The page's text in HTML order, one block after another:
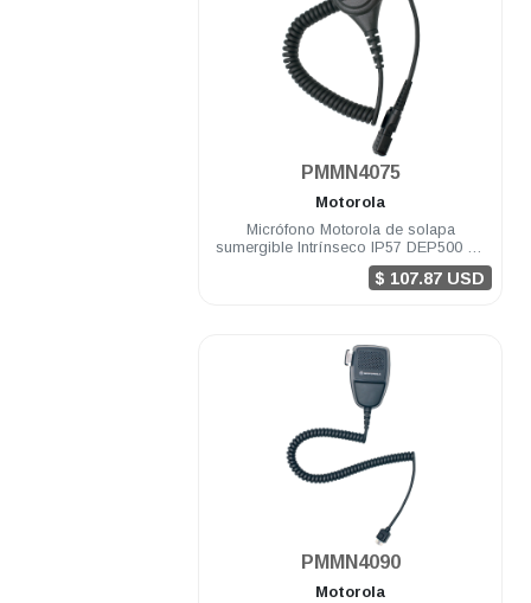
PMMN4075
Motorola
Micrófono Motorola de solapa
sumergible Intrínseco IP57 DEP500 R5
DGP8050 Elite
$ 107.87 USD
PMMN4090
Motorola